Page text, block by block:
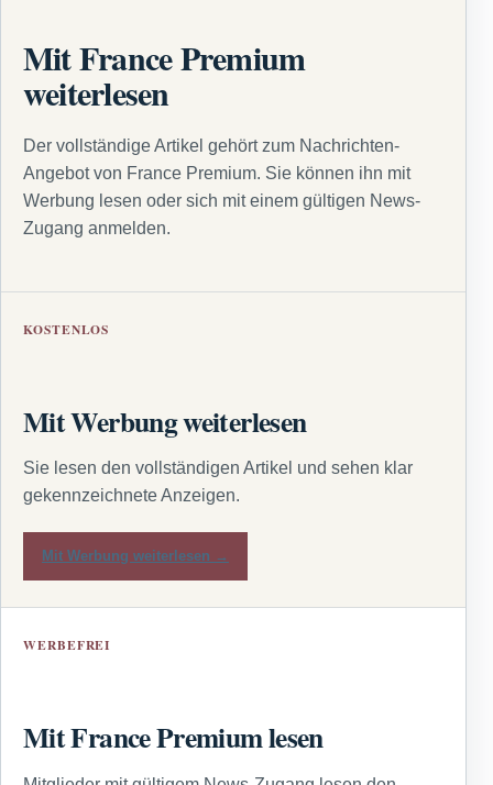
Mit France Premium
weiterlesen
Der vollständige Artikel gehört zum Nachrichten-
Angebot von France Premium. Sie können ihn mit
Werbung lesen oder sich mit einem gültigen News-
Zugang anmelden.
KOSTENLOS
Mit Werbung weiterlesen
Sie lesen den vollständigen Artikel und sehen klar
gekennzeichnete Anzeigen.
Mit Werbung weiterlesen →
WERBEFREI
Mit France Premium lesen